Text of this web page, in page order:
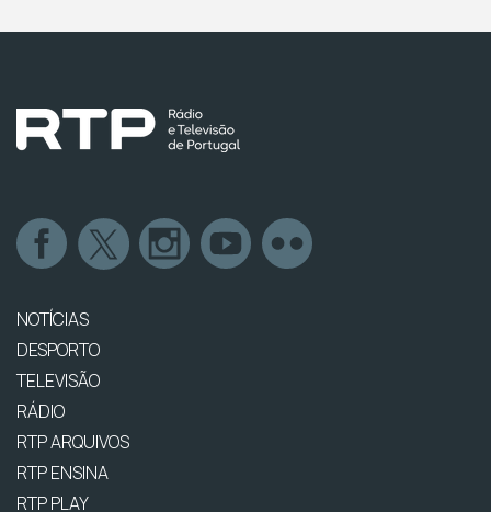
NOTÍCIAS
DESPORTO
TELEVISÃO
RÁDIO
RTP ARQUIVOS
RTP ENSINA
RTP PLAY